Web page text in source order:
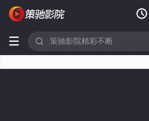

 